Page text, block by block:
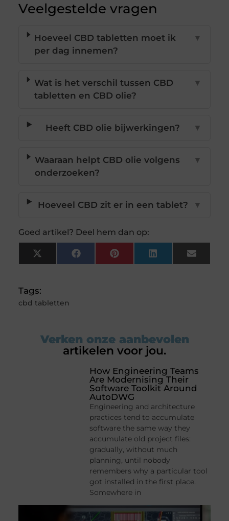
Veelgestelde vragen
Hoeveel CBD tabletten moet ik
per dag innemen?
▼
Wat is het verschil tussen CBD
tabletten en CBD olie?
▼
Heeft CBD olie bijwerkingen? ▼
Waaraan helpt CBD olie volgens
onderzoeken?
▼
Hoeveel CBD zit er in een tablet? ▼
Goed artikel? Deel hem dan op:
X
(Twitter)
FacebookPinterestLinkedInEmail
Tags:
cbd tabletten
Verken onze aanbevolen
artikelen voor jou.
How Engineering Teams
Are Modernising Their
Software Toolkit Around
AutoDWG
Engineering and architecture
practices tend to accumulate
software the same way they
accumulate old project files:
gradually, without much
planning, until nobody
remembers why a particular tool
got installed in the first place.
Somewhere in